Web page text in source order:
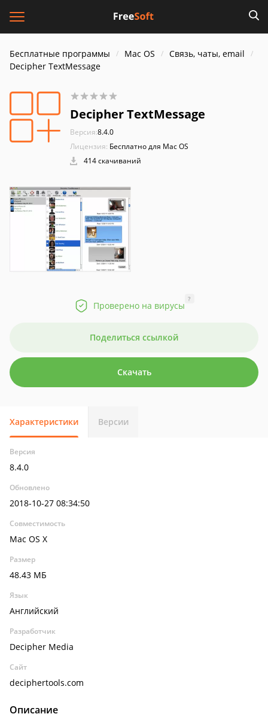
Бесплатные программы Mac OS
Связь, чаты, email
Decipher TextMessage
Decipher TextMessage
Версия:8.4.0
Лицензия: Бесплатно для Mac OS
414 скачиваний
Проверено на вирусы
?
Поделиться ссылкой
Скачать
Характеристики Версии
Версия
8.4.0
Обновлено
2018-10-27 08:34:50
Совместимость
Mac OS X
Размер
48.43 МБ
Язык
Английский
Разработчик
Decipher Media
Сайт
deciphertools.com
Описание